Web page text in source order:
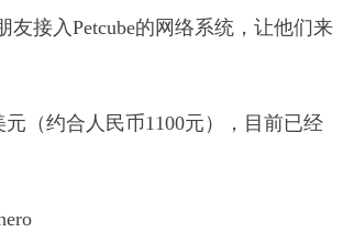
友接入Petcube的网络系统，让他们来
元（约合人民币1100元），目前已经